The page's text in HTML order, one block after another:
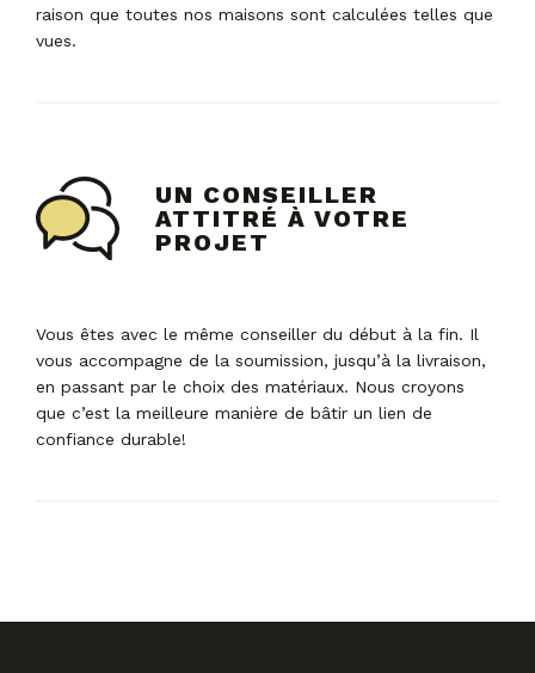
raison que toutes nos maisons sont calculées telles que
vues.
UN CONSEILLER
ATTITRÉ À VOTRE
PROJET
Vous êtes avec le même conseiller du début à la fin. Il
vous accompagne de la soumission, jusqu’à la livraison,
en passant par le choix des matériaux. Nous croyons
que c’est la meilleure manière de bâtir un lien de
confiance durable!